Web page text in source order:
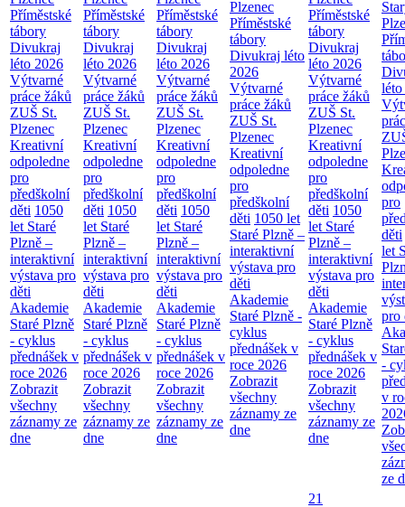
Příměstské
tábory
Divukraj
léto 2026
Výtvarné
práce žáků
ZUŠ St.
Plzenec
Kreativní
odpoledne
pro
předškolní
děti 1050
let Staré
Plzně –
interaktivní
výstava pro
děti
Akademie
Staré Plzně
- cyklus
přednášek v
roce 2026
Zobrazit
všechny
záznamy ze
dne
Příměstské
tábory
Divukraj
léto 2026
Výtvarné
práce žáků
ZUŠ St.
Plzenec
Kreativní
odpoledne
pro
předškolní
děti 1050
let Staré
Plzně –
interaktivní
výstava pro
děti
Akademie
Staré Plzně
- cyklus
přednášek v
roce 2026
Zobrazit
všechny
záznamy ze
dne
Příměstské
tábory
Divukraj
léto 2026
Výtvarné
práce žáků
ZUŠ St.
Plzenec
Kreativní
odpoledne
pro
předškolní
děti 1050
let Staré
Plzně –
interaktivní
výstava pro
děti
Akademie
Staré Plzně
- cyklus
přednášek v
roce 2026
Zobrazit
všechny
záznamy ze
dne
Plzenec
Příměstské
tábory
Divukraj léto
2026
Výtvarné
práce žáků
ZUŠ St.
Plzenec
Kreativní
odpoledne
pro
předškolní
děti 1050 let
Staré Plzně –
interaktivní
výstava pro
děti
Akademie
Staré Plzně -
cyklus
přednášek v
roce 2026
Zobrazit
všechny
záznamy ze
dne
Příměstské
tábory
Divukraj
léto 2026
Výtvarné
práce žáků
ZUŠ St.
Plzenec
Kreativní
odpoledne
pro
předškolní
děti 1050
let Staré
Plzně –
interaktivní
výstava pro
děti
Akademie
Staré Plzně
- cyklus
přednášek v
roce 2026
Zobrazit
všechny
záznamy ze
dne
pro
děti
let
pro
-
v
ze
21